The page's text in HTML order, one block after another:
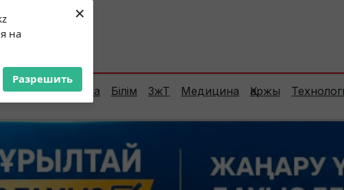
на
Разрешить
×
Шымкент:
Сараптама Білім ЗжТ Медицина Қаржы